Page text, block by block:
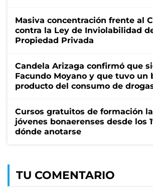
Masiva concentración frente al
contra la Ley de Inviolabilidad
Propiedad Privada
Candela Arizaga confirmó que
Facundo Moyano y que tuvo un
producto del consumo de
Cursos gratuitos de formación
jóvenes bonaerenses desde los
dónde anotarse
TU COMENTARIO